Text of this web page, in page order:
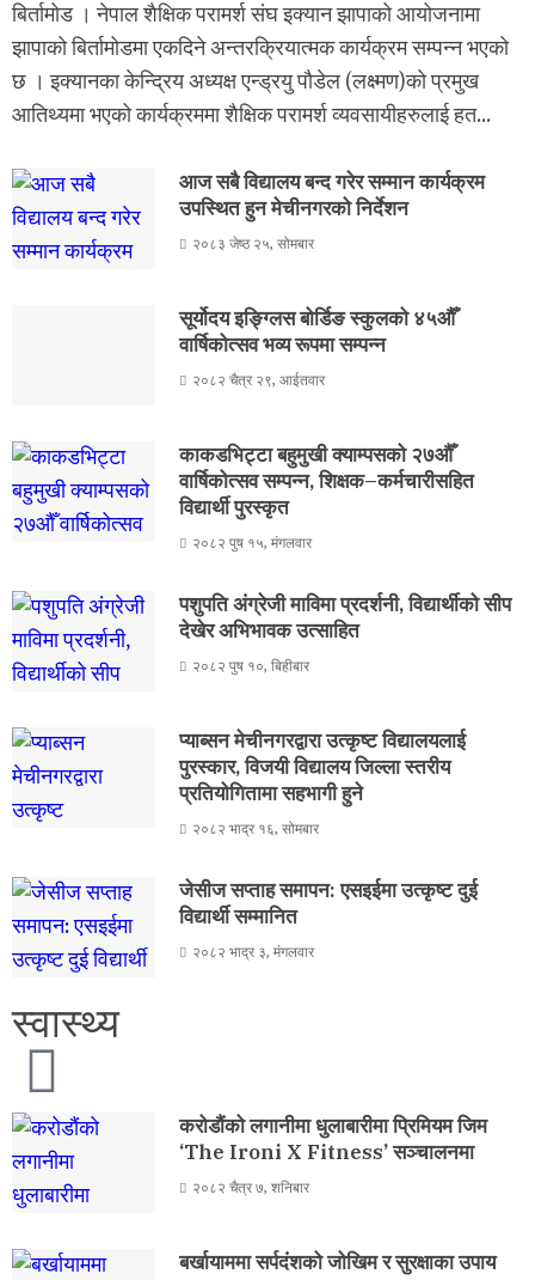
बिर्तामोड । नेपाल शैक्षिक परामर्श संघ इक्यान झापाको आयोजनामा
झापाको बिर्तामोडमा एकदिने अन्तरक्रियात्मक कार्यक्रम सम्पन्न भएको
छ । इक्यानका केन्द्रिय अध्यक्ष एन्ड्रयु पौडेल (लक्ष्मण)को प्रमुख
आतिथ्यमा भएको कार्यक्रममा शैक्षिक परामर्श व्यवसायीहरुलाई हत...
आज सबै विद्यालय बन्द गरेर सम्मान कार्यक्रम
उपस्थित हुन मेचीनगरको निर्देशन
२०८३ जेष्ठ २५, सोमबार
सूर्योदय इङ्ग्लिस बोर्डिङ स्कुलको ४५औँ
वार्षिकोत्सव भव्य रूपमा सम्पन्न
२०८२ चैत्र २९, आईतवार
काकडभिट्टा बहुमुखी क्याम्पसको २७औँ
वार्षिकोत्सव सम्पन्न, शिक्षक–कर्मचारीसहित
विद्यार्थी पुरस्कृत
२०८२ पुष १५, मंगलवार
पशुपति अंग्रेजी माविमा प्रदर्शनी, विद्यार्थीको सीप
देखेर अभिभावक उत्साहित
२०८२ पुष १०, बिहीबार
प्याब्सन मेचीनगरद्वारा उत्कृष्ट विद्यालयलाई
पुरस्कार, विजयी विद्यालय जिल्ला स्तरीय
प्रतियोगितामा सहभागी हुने
२०८२ भाद्र १६, सोमबार
जेसीज सप्ताह समापन: एसइईमा उत्कृष्ट दुई
विद्यार्थी सम्मानित
२०८२ भाद्र ३, मंगलवार
स्वास्थ्य
करोडौंको लगानीमा धुलाबारीमा प्रिमियम जिम
‘The Ironi X Fitness’ सञ्चालनमा
२०८२ चैत्र ७, शनिबार
बर्खायाममा सर्पदंशको जोखिम र सुरक्षाका उपाय